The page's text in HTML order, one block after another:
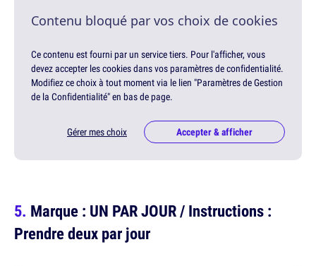
Contenu bloqué par vos choix de cookies
Ce contenu est fourni par un service tiers. Pour l'afficher, vous
devez accepter les cookies dans vos paramètres de confidentialité.
Modifiez ce choix à tout moment via le lien "Paramètres de Gestion
de la Confidentialité" en bas de page.
Gérer mes choix Accepter & afficher
Marque : UN PAR JOUR / Instructions :
Prendre deux par jour